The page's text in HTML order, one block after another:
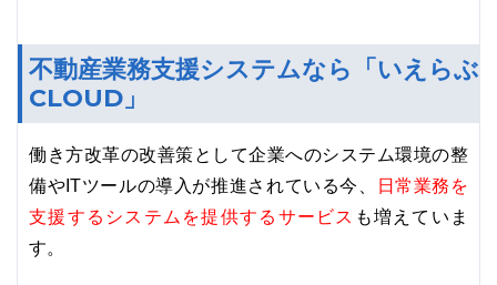
不動産業務支援システムなら「いえらぶ
CLOUD」
働き方改革の改善策として企業へのシステム環境の整
備やITツールの導入が推進されている今、
日常業務を
支援するシステムを提供するサービス も増えていま
す。